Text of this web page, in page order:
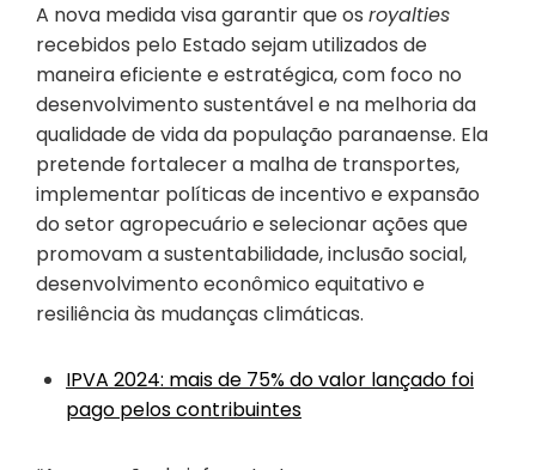
A nova medida visa garantir que os royalties
recebidos pelo Estado sejam utilizados de
maneira eficiente e estratégica, com foco no
desenvolvimento sustentável e na melhoria da
qualidade de vida da população paranaense. Ela
pretende fortalecer a malha de transportes,
implementar políticas de incentivo e expansão
do setor agropecuário e selecionar ações que
promovam a sustentabilidade, inclusão social,
desenvolvimento econômico equitativo e
resiliência às mudanças climáticas.
IPVA 2024: mais de 75% do valor lançado foi
pago pelos contribuintes